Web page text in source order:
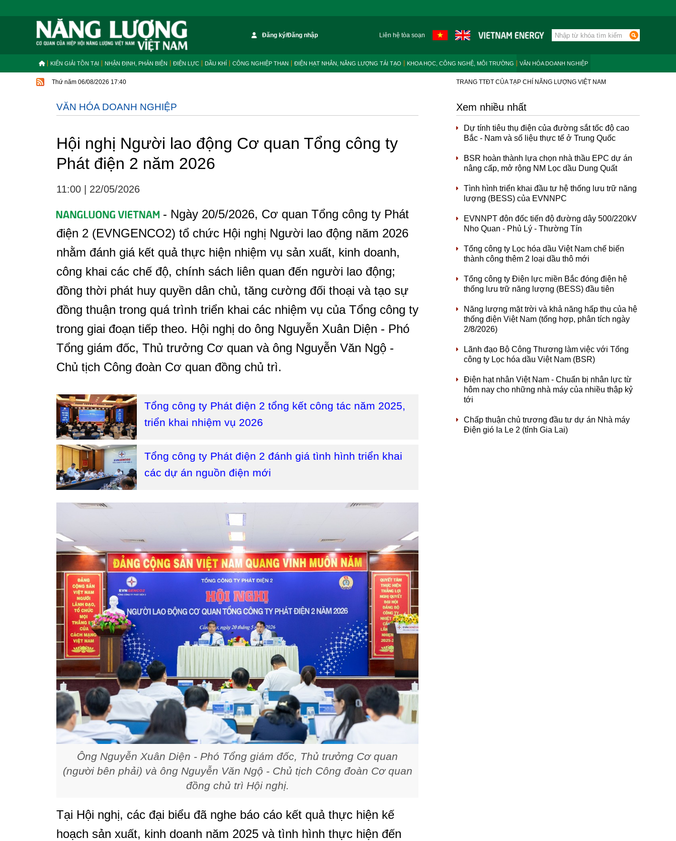
Đăng ký/Đăng nhập Liên hệ tòa soạn
KIẾN GIẢI TỒN TẠI NHẬN ĐỊNH, PHẢN BIỆN ĐIỆN LỰC DẦU KHÍ CÔNG NGHIỆP THAN ĐIỆN HẠT NHÂN, NĂNG LƯỢNG TÁI TẠO KHOA HỌC, CÔNG NGHỆ, MÔI TRƯỜNG VĂN HÓA DOANH NGHIỆP
Thứ năm 06/08/2026 17:40 TRANG TTĐT CỦA TẠP CHÍ NĂNG LƯỢNG VIỆT NAM
VĂN HÓA DOANH NGHIỆP
Hội nghị Người lao động Cơ quan Tổng công ty
Phát điện 2 năm 2026
11:00 22/05/2026
- Ngày 20/5/2026, Cơ quan Tổng công ty Phát
điện 2 (EVNGENCO2) tổ chức Hội nghị Người lao động năm 2026
nhằm đánh giá kết quả thực hiện nhiệm vụ sản xuất, kinh doanh,
công khai các chế độ, chính sách liên quan đến người lao động;
đồng thời phát huy quyền dân chủ, tăng cường đối thoại và tạo sự
đồng thuận trong quá trình triển khai các nhiệm vụ của Tổng công ty
trong giai đoạn tiếp theo. Hội nghị do ông Nguyễn Xuân Diện - Phó
Tổng giám đốc, Thủ trưởng Cơ quan và ông Nguyễn Văn Ngộ -
Chủ tịch Công đoàn Cơ quan đồng chủ trì.
Tổng công ty Phát điện 2 tổng kết công tác năm 2025,
triển khai nhiệm vụ 2026
Tổng công ty Phát điện 2 đánh giá tình hình triển khai
các dự án nguồn điện mới
Ông Nguyễn Xuân Diện - Phó Tổng giám đốc, Thủ trưởng Cơ quan
(người bên phải) và ông Nguyễn Văn Ngộ - Chủ tịch Công đoàn Cơ quan
đồng chủ trì Hội nghị.
Tại Hội nghị, các đại biểu đã nghe báo cáo kết quả thực hiện kế
hoạch sản xuất, kinh doanh năm 2025 và tình hình thực hiện đến
Xem nhiều nhất
Dự tính tiêu thụ điện của đường sắt tốc độ cao
Bắc - Nam và số liệu thực tế ở Trung Quốc
BSR hoàn thành lựa chọn nhà thầu EPC dự án
nâng cấp, mở rộng NM Lọc dầu Dung Quất
Tình hình triển khai đầu tư hệ thống lưu trữ năng
lượng (BESS) của EVNNPC
EVNNPT đôn đốc tiến độ đường dây 500/220kV
Nho Quan - Phủ Lý - Thường Tín
Tổng công ty Lọc hóa dầu Việt Nam chế biến
thành công thêm 2 loại dầu thô mới
Tổng công ty Điện lực miền Bắc đóng điện hệ
thống lưu trữ năng lượng (BESS) đầu tiên
Năng lượng mặt trời và khả năng hấp thụ của hệ
thống điện Việt Nam (tổng hợp, phân tích ngày
2/8/2026)
Lãnh đạo Bộ Công Thương làm việc với Tổng
công ty Lọc hóa dầu Việt Nam (BSR)
Điện hạt nhân Việt Nam - Chuẩn bị nhân lực từ
hôm nay cho những nhà máy của nhiều thập kỷ
tới
Chấp thuận chủ trương đầu tư dự án Nhà máy
Điện gió Ia Le 2 (tỉnh Gia Lai)